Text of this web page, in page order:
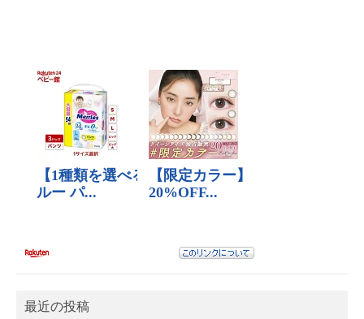
最近の投稿